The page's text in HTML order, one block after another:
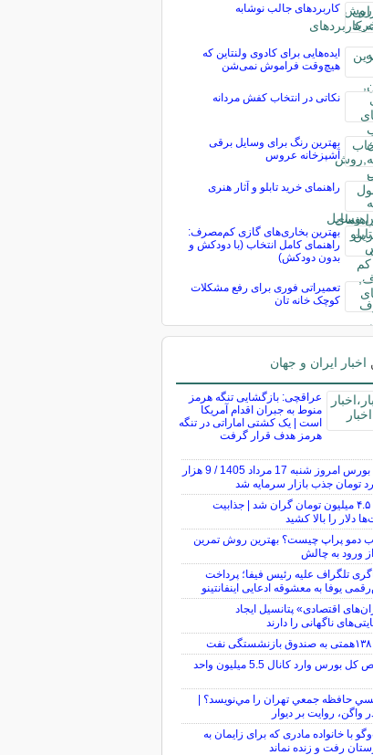
کاربردهای جالب نوشابه
ایده‌هایی برای کادوی ولنتاین که
هیچ‌وقت فراموش نمی‌شن
نكاتی در انتخاب كفش مردانه
بهترین رنگ برای وسایل برقی
آشپزخانه عروس
راهنمای خرید تابلو و آثار هنری
بهترین بخاری‌های گازی کم‌مصرف:
راهنمای کامل انتخاب (با دودکش و
بدون دودکش)
تعمیراتی فوری برای رفع مشکلات
کوچک خانه تان
اخبار ایران و جهان
عراقچی: بازگشایی تنگه هرمز
منوط به جبران اقدام آمریکا
است | یک کشتی اماراتی در تنگه
هرمز هدف قرار گرفت
پایان بورس امروز شنبه 17 مرداد 1405 / 9 هزار
تومان جذب بازار سرمایه شد
سکه ۴.۵ میلیون تومان گران شد | جذابیت
دلار را بالا کشید
دمو پراپ چیست؟ بهترین روش تمرین
ورود به چالش
تلگراف علیه رئیس فیفا؛ پرداخت
یوفا به معشوقه ادعایی اینفانتینو
اقتصادی» پتانسیل ایجاد
ناگهانی را دارند
شاخص کل بورس وارد کانال 5.5 میلیون واحد
حافظه جمعي تهران را مي‌نويسد؟ |
واگن، روايت بر ديوار
با خانواده مادری که برای زایمان به
رفت و زنده نماند